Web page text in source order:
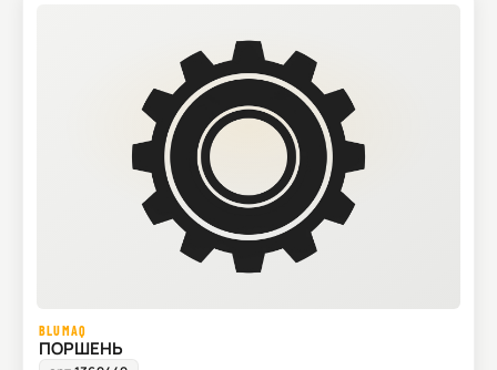
BLUMAQ
ПОРШЕНЬ